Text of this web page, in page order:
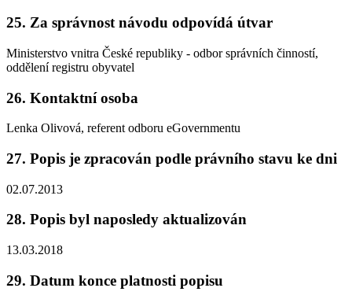
25. Za správnost návodu odpovídá útvar
Ministerstvo vnitra České republiky - odbor správních činností,
oddělení registru obyvatel
26. Kontaktní osoba
Lenka Olivová, referent odboru eGovernmentu
27. Popis je zpracován podle právního stavu ke dni
02.07.2013
28. Popis byl naposledy aktualizován
13.03.2018
29. Datum konce platnosti popisu